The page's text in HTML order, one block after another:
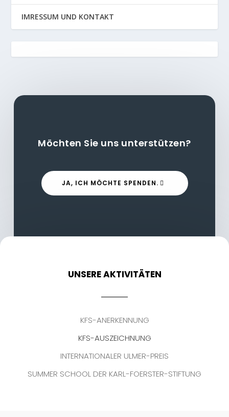
IMRESSUM UND KONTAKT
Möchten Sie uns unterstützen?
JA, ICH MÖCHTE SPENDEN.
UNSERE AKTIVITÄTEN
KFS-ANERKENNUNG
KFS-AUSZEICHNUNG
INTERNATIONALER ULMER-PREIS
SUMMER SCHOOL DER KARL-FOERSTER-STIFTUNG